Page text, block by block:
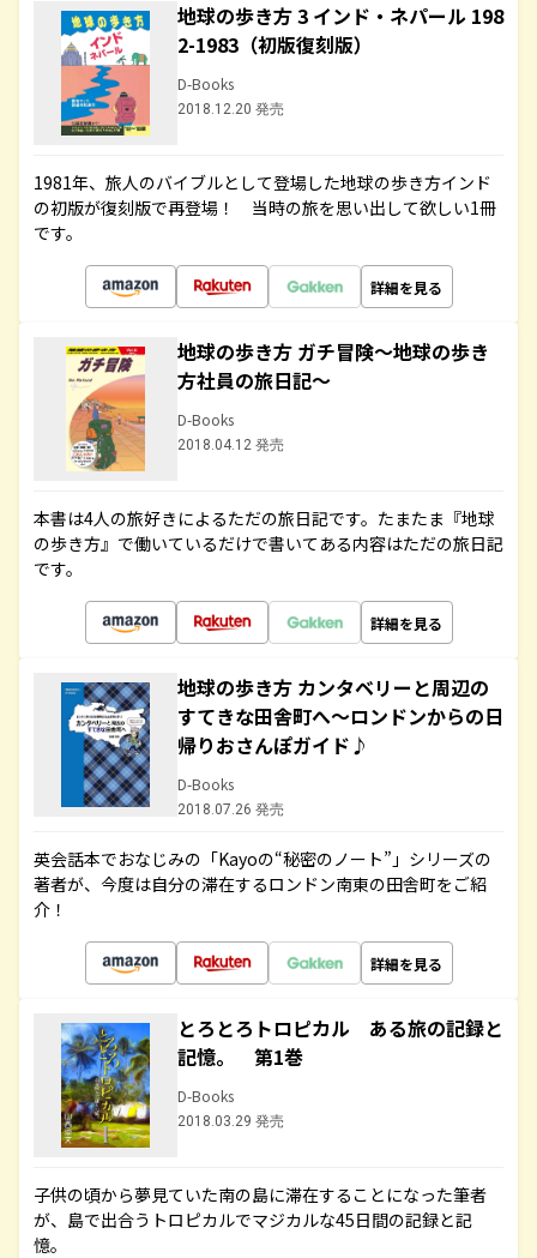
地球の歩き方 3 インド・ネパール 198
2-1983（初版復刻版）
D-Books
2018.12.20 発売
1981年、旅人のバイブルとして登場した地球の歩き方インド
の初版が復刻版で再登場！ 当時の旅を思い出して欲しい1冊
です。
詳細を見る
地球の歩き方 ガチ冒険～地球の歩き
方社員の旅日記～
D-Books
2018.04.12 発売
本書は4人の旅好きによるただの旅日記です。たまたま『地球
の歩き方』で働いているだけで書いてある内容はただの旅日記
です。
詳細を見る
地球の歩き方 カンタベリーと周辺の
すてきな田舎町へ～ロンドンからの日
帰りおさんぽガイド♪
D-Books
2018.07.26 発売
英会話本でおなじみの「Kayoの“秘密のノート”」シリーズの
著者が、今度は自分の滞在するロンドン南東の田舎町をご紹
介！
詳細を見る
とろとろトロピカル ある旅の記録と
記憶。 第1巻
D-Books
2018.03.29 発売
子供の頃から夢見ていた南の島に滞在することになった筆者
が、島で出合うトロピカルでマジカルな45日間の記録と記
憶。